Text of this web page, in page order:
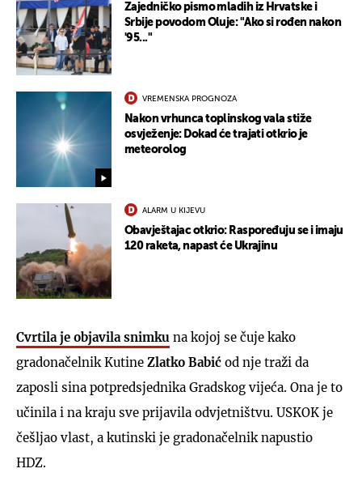
Zajedničko pismo mladih iz Hrvatske i
Srbije povodom Oluje: "Ako si rođen nakon
'95..."
VREMENSKA PROGNOZA
Nakon vrhunca toplinskog vala stiže
osvježenje: Dokad će trajati otkrio je
meteorolog
ALARM U KIJEVU
Obavještajac otkrio: Raspoređuju se i imaju
120 raketa, napast će Ukrajinu
Cvrtila je objavila snimku na kojoj se čuje kako
gradonačelnik Kutine Zlatko Babić od nje traži da
zaposli sina potpredsjednika Gradskog vijeća. Ona je to
učinila i na kraju sve prijavila odvjetništvu. USKOK je
češljao vlast, a kutinski je gradonačelnik napustio
HDZ.